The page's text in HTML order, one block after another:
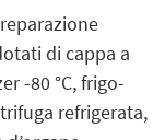
di cappa a
-80 °C, frigo-
refrigerata,